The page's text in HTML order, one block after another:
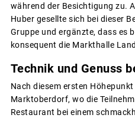
während der Besichtigung zu.
Huber gesellte sich bei dieser
Gruppe und ergänzte, dass es
konsequent die Markthalle
Technik und Genuss
Nach diesem ersten
Marktoberdorf, wo die
Restaurant bei einem